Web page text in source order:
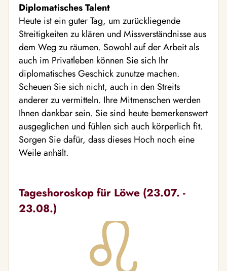
Diplomatisches Talent
Heute ist ein guter Tag, um zurückliegende
Streitigkeiten zu klären und Missverständnisse aus
dem Weg zu räumen. Sowohl auf der Arbeit als
auch im Privatleben können Sie sich Ihr
diplomatisches Geschick zunutze machen.
Scheuen Sie sich nicht, auch in den Streits
anderer zu vermitteln. Ihre Mitmenschen werden
Ihnen dankbar sein. Sie sind heute bemerkenswert
ausgeglichen und fühlen sich auch körperlich fit.
Sorgen Sie dafür, dass dieses Hoch noch eine
Weile anhält.
Tageshoroskop für Löwe (23.07. -
23.08.)